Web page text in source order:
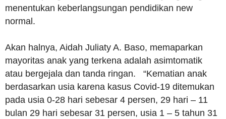
menentukan keberlangsungan pendidikan new
normal.
Akan halnya, Aidah Juliaty A. Baso, memaparkan
mayoritas anak yang terkena adalah asimtomatik
atau bergejala dan tanda ringan. “Kematian anak
berdasarkan usia karena kasus Covid-19 ditemukan
pada usia 0-28 hari sebesar 4 persen, 29 hari – 11
bulan 29 hari sebesar 31 persen, usia 1 – 5 tahun 31